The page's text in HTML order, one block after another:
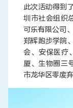
此次活动得到
圳市社会组织
可乐有限公司
郑辉跑步学院
会、安保医疗
厦、生物圈三
市龙华区零废